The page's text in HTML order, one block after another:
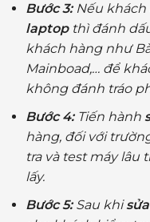
Bước 3:Nếu khách
laptopthì đánh
khách hàng như
Mainboad,… để
không đánh tráo
Bước 4:Tiến hành
hàng, đối với
tra và test máy lâu
lấy.
Bước 5:Sau khi